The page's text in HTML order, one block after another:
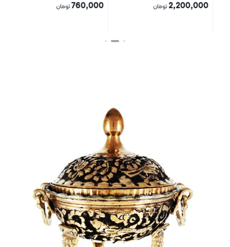
2,200,000 تومان 760,000تومان
بستن